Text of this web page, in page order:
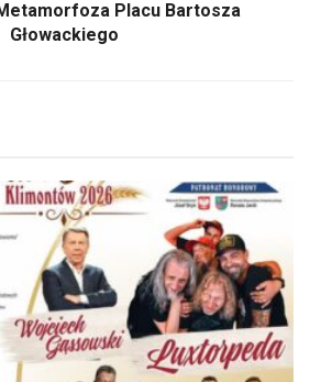
Placu Bartosza
Głowackiego